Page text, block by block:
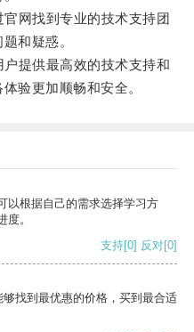
网找到专业的技术支持团
和疑惑。
提供最高效的技术支持和
验更加顺畅和安全。
以根据自己的需求选择学习方
。
支持[0] 反对[0]
找到最优惠的价格，买到最合适